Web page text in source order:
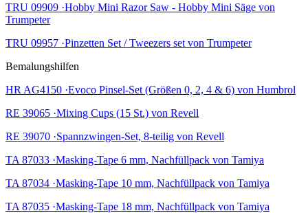
TRU 09909 ·Hobby Mini Razor Saw - Hobby Mini Säge von
Trumpeter
TRU 09957 ·Pinzetten Set / Tweezers set von Trumpeter
Bemalungshilfen
HR AG4150 ·Evoco Pinsel-Set (Größen 0, 2, 4 & 6) von Humbrol
RE 39065 ·Mixing Cups (15 St.) von Revell
RE 39070 ·Spannzwingen-Set, 8-teilig von Revell
TA 87033 ·Masking-Tape 6 mm, Nachfüllpack von Tamiya
TA 87034 ·Masking-Tape 10 mm, Nachfüllpack von Tamiya
TA 87035 ·Masking-Tape 18 mm, Nachfüllpack von Tamiya